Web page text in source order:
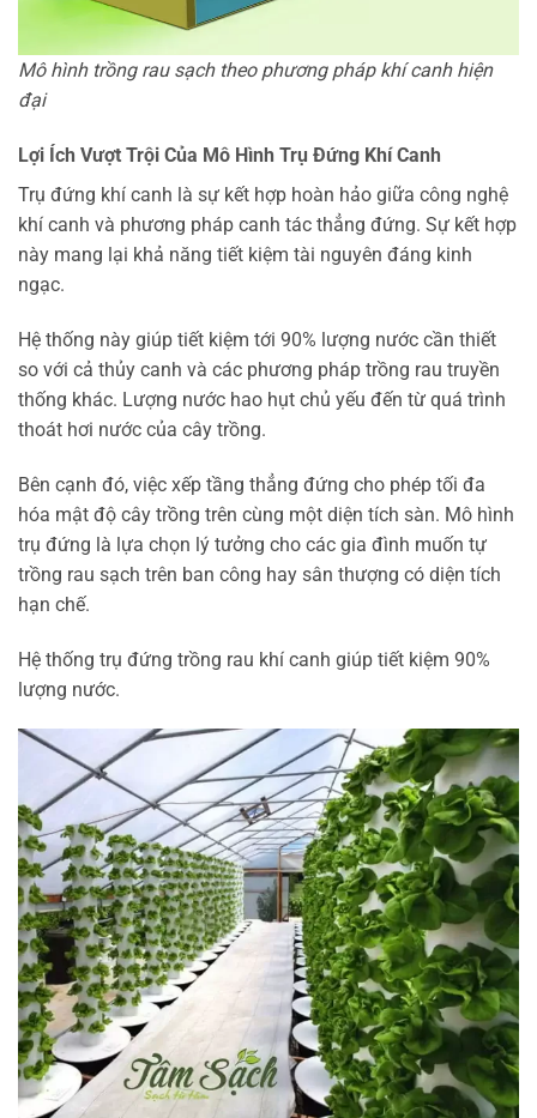
Mô hình trồng rau sạch theo phương pháp khí canh hiện
đại
Lợi Ích Vượt Trội Của Mô Hình Trụ Đứng Khí Canh
Trụ đứng khí canh là sự kết hợp hoàn hảo giữa công nghệ
khí canh và phương pháp canh tác thẳng đứng. Sự kết hợp
này mang lại khả năng tiết kiệm tài nguyên đáng kinh
ngạc.
Hệ thống này giúp tiết kiệm tới 90% lượng nước cần thiết
so với cả thủy canh và các phương pháp trồng rau truyền
thống khác. Lượng nước hao hụt chủ yếu đến từ quá trình
thoát hơi nước của cây trồng.
Bên cạnh đó, việc xếp tầng thẳng đứng cho phép tối đa
hóa mật độ cây trồng trên cùng một diện tích sàn. Mô hình
trụ đứng là lựa chọn lý tưởng cho các gia đình muốn tự
trồng rau sạch trên ban công hay sân thượng có diện tích
hạn chế.
Hệ thống trụ đứng trồng rau khí canh giúp tiết kiệm 90%
lượng nước.